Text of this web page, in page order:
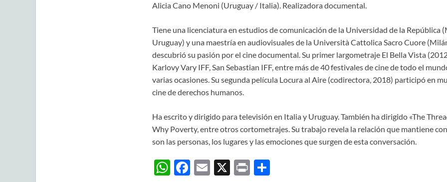
Alicia Cano Menoni (Uruguay / Italia). Realizadora documental.
Tiene una licenciatura en estudios de comunicación de la Universidad de la República
Uruguay) y una maestría en audiovisuales de la Università Cattolica Sacro Cuore
descubrió su pasión por el cine documental. Su primer largometraje El Bella Vista
Karlovy Vary IFF, San Sebastian IFF, entre más de 40 festivales de cine de todo el
varias ocasiones. Su segunda película Locura al Aire (codirectora, 2018) participó en
cine de derechos humanos.
Ha escrito y dirigido para televisión en Italia y Uruguay. También ha dirigido «The
Why Poverty, entre otros cortometrajes. Su trabajo revela la relación que mantiene
son las personas, los lugares y las emociones que surgen de esta conversación.
WF E X P C